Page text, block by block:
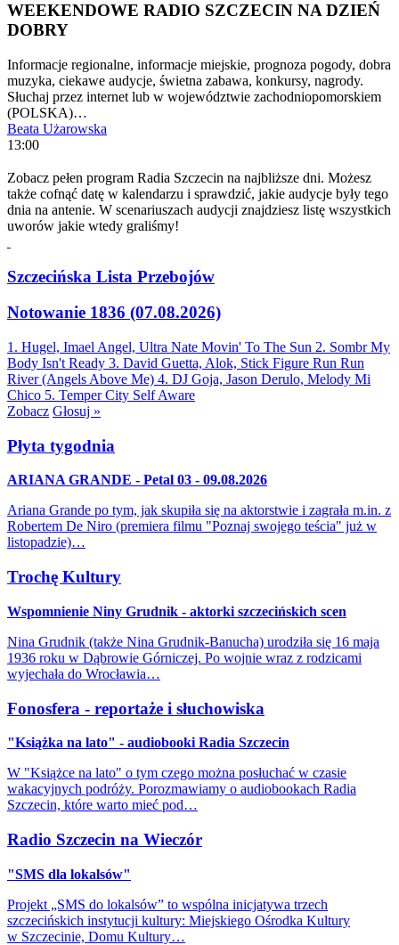
WEEKENDOWE RADIO SZCZECIN NA DZIEŃ
DOBRY
Informacje regionalne, informacje miejskie, prognoza pogody, dobra
muzyka, ciekawe audycje, świetna zabawa, konkursy, nagrody.
Słuchaj przez internet lub w województwie zachodniopomorskiem
(POLSKA)…
Beata Użarowska
13:00
Zobacz pełen program Radia Szczecin na najbliższe dni. Możesz
także cofnąć datę w kalendarzu i sprawdzić, jakie audycje były tego
dnia na antenie. W scenariuszach audycji znajdziesz listę wszystkich
uworów jakie wtedy graliśmy!
Szczecińska Lista Przebojów
Notowanie 1836 (07.08.2026)
1. Hugel, Imael Angel, Ultra Nate Movin' To The Sun 2. Sombr My
Body Isn't Ready 3. David Guetta, Alok, Stick Figure Run Run
River (Angels Above Me) 4. DJ Goja, Jason Derulo, Melody Mi
Chico 5. Temper City Self Aware
Zobacz Głosuj »
Płyta tygodnia
ARIANA GRANDE - Petal 03 - 09.08.2026
Ariana Grande po tym, jak skupiła się na aktorstwie i zagrała m.in. z
Robertem De Niro (premiera filmu "Poznaj swojego teścia" już w
listopadzie)…
Trochę Kultury
Wspomnienie Niny Grudnik - aktorki szczecińskich scen
Nina Grudnik (także Nina Grudnik-Banucha) urodziła się 16 maja
1936 roku w Dąbrowie Górniczej. Po wojnie wraz z rodzicami
wyjechała do Wrocławia…
Fonosfera - reportaże i słuchowiska
"Książka na lato" - audiobooki Radia Szczecin
W "Książce na lato" o tym czego można posłuchać w czasie
wakacyjnych podróży. Porozmawiamy o audiobookach Radia
Szczecin, które warto mieć pod…
Radio Szczecin na Wieczór
"SMS dla lokalsów"
Projekt „SMS do lokalsów” to wspólna inicjatywa trzech
szczecińskich instytucji kultury: Miejskiego Ośrodka Kultury
w Szczecinie, Domu Kultury…